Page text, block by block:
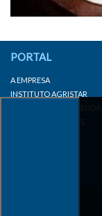
PORTAL
A EMPRESA
INSTITUTO AGRISTAR
DISTRIBUIDOR/REVENDA
LINKS IMPORTANTES